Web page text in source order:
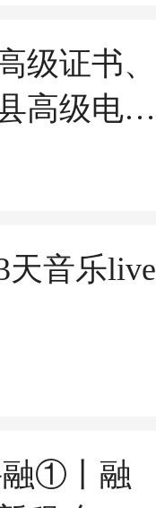
级证书、
高级电子
天音乐live
融①丨融